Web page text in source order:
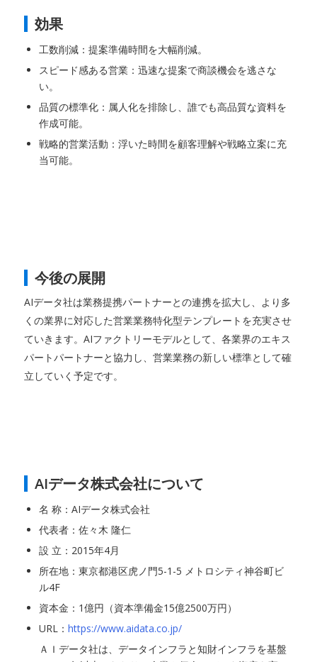
効果
工数削減：提案準備時間を大幅削減。
スピード感ある営業：迅速な提案で商談機会を逃さな
い。
品質の標準化：属人化を排除し、誰でも高品質な資料を
作成可能。
戦略的営業活動：浮いた時間を顧客理解や戦略立案に充
当可能。
今後の展開
AIデータ社は業務提携パートナーとの連携を拡大し、より多
くの業界に対応した営業業務特化型テンプレートを充実させ
ていきます。AIファクトリーモデルとして、各業界のエキス
パートパートナーと協力し、営業業務の新しい標準として確
立していく予定です。
AIデータ株式会社について
名 称：AIデータ株式会社
代表者：佐々木 隆仁
設 立：2015年4月
所在地：東京都港区虎ノ門5-1-5 メトロシティ神谷町ビ
ル4F
資本金：1億円（資本準備金15億2500万円）
URL： https://www.aidata.co.jp/
ＡＩデータ社は、データインフラと知財インフラを基盤